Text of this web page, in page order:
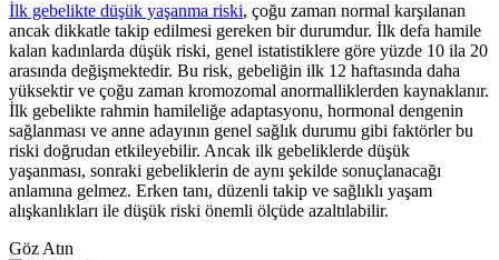
İlk gebelikte düşük yaşanma riski, çoğu zaman normal karşılanan
ancak dikkatle takip edilmesi gereken bir durumdur. İlk defa hamile
kalan kadınlarda düşük riski, genel istatistiklere göre yüzde 10 ila 20
arasında değişmektedir. Bu risk, gebeliğin ilk 12 haftasında daha
yüksektir ve çoğu zaman kromozomal anormalliklerden kaynaklanır.
İlk gebelikte rahmin hamileliğe adaptasyonu, hormonal dengenin
sağlanması ve anne adayının genel sağlık durumu gibi faktörler bu
riski doğrudan etkileyebilir. Ancak ilk gebeliklerde düşük
yaşanması, sonraki gebeliklerin de aynı şekilde sonuçlanacağı
anlamına gelmez. Erken tanı, düzenli takip ve sağlıklı yaşam
alışkanlıkları ile düşük riski önemli ölçüde azaltılabilir.
Göz Atın